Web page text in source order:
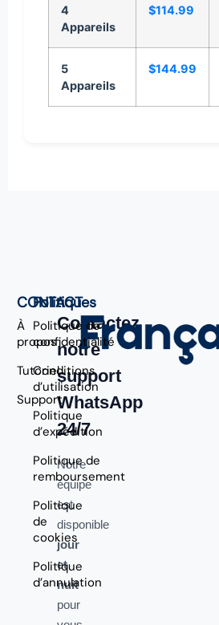
4
Appareils
$114.99
5
Appareils
$144.99
CONTACT
À
propos
Tutoriel
Support
Politiques
Politique de
confidentialité
Conditions
d’utilisation
Politique
d’expédition
Politique de
remboursement
Politique
de
cookies
Politique
d’annulation
Contactez
notre
support
WhatsApp
24/7
Notre
équipe
est
disponible
jour
et
nuit
pour